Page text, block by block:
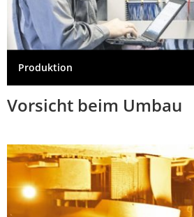
Produktion
Vorsicht beim Umbau